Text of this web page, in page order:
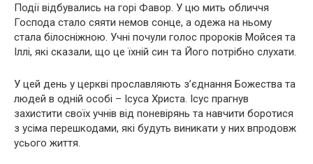
Події відбувались на горі Фавор. У цю мить обличчя
Господа стало сяяти немов сонце, а одежа на ньому
стала білосніжною. Учні почули голос пророків Мойсея та
Іллі, які сказали, що це їхній син та Його потрібно слухати.
У цей день у церкві прославляють з’єднання Божества та
людей в одній особі – Ісуса Христа. Ісус прагнув
захистити своїх учнів від поневірянь та навчити боротися
з усіма перешкодами, які будуть виникати у них впродовж
усього життя.